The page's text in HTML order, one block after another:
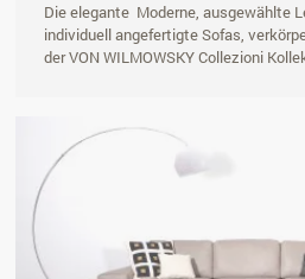
Die elegante Moderne, ausgewählte
individuell angefertigte Sofas,
der VON WILMOWSKY Collezioni